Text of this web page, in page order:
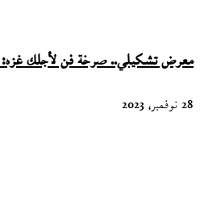
معرض تشكيلي.. صرخة فن لأجلك غزه:
28 نوفمبر، 2023